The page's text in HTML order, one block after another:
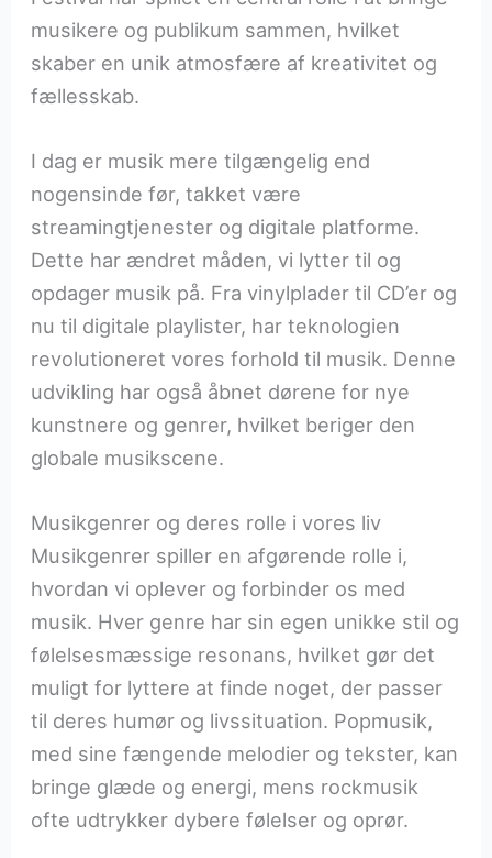
musikere og publikum sammen, hvilket
skaber en unik atmosfære af kreativitet og
fællesskab.
I dag er musik mere tilgængelig end
nogensinde før, takket være
streamingtjenester og digitale platforme.
Dette har ændret måden, vi lytter til og
opdager musik på. Fra vinylplader til CD’er og
nu til digitale playlister, har teknologien
revolutioneret vores forhold til musik. Denne
udvikling har også åbnet dørene for nye
kunstnere og genrer, hvilket beriger den
globale musikscene.
Musikgenrer og deres rolle i vores liv
Musikgenrer spiller en afgørende rolle i,
hvordan vi oplever og forbinder os med
musik. Hver genre har sin egen unikke stil og
følelsesmæssige resonans, hvilket gør det
muligt for lyttere at finde noget, der passer
til deres humør og livssituation. Popmusik,
med sine fængende melodier og tekster, kan
bringe glæde og energi, mens rockmusik
ofte udtrykker dybere følelser og oprør.